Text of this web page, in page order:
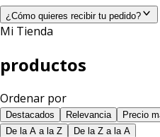
¿Cómo quieres recibir tu pedido?
Mi Tienda
productos
Ordenar por
Destacados Relevancia Precio
De la A a la Z
De la Z a la A